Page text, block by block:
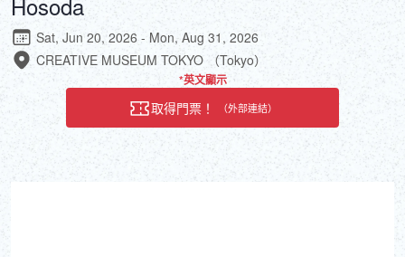
Sat, Jun 20, 2026 - Mon, Aug 31, 2026
CREATIVE MUSEUM TOKYO （Tokyo）
*英文顯示
取得門票！ （外部連結）